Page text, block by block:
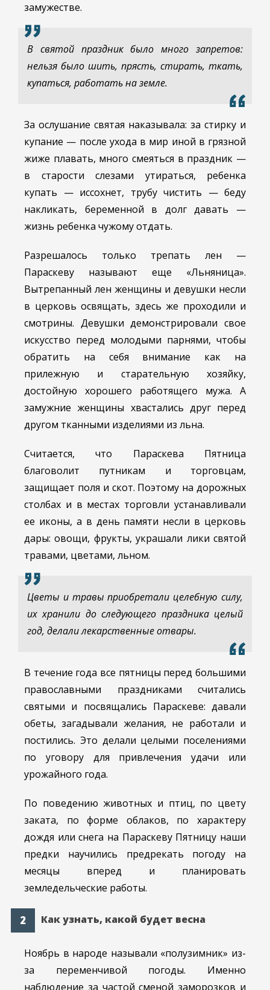
замужестве.
В святой праздник было много запретов:
нельзя было шить, прясть, стирать, ткать,
купаться, работать на земле.
За ослушание святая наказывала: за стирку и
купание — после ухода в мир иной в грязной
жиже плавать, много смеяться в праздник —
в старости слезами утираться, ребенка
купать — иссохнет, трубу чистить — беду
накликать, беременной в долг давать —
жизнь ребенка чужому отдать.
Разрешалось только трепать лен —
Параскеву называют еще «Льняница».
Вытрепанный лен женщины и девушки несли
в церковь освящать, здесь же проходили и
смотрины. Девушки демонстрировали свое
искусство перед молодыми парнями, чтобы
обратить на себя внимание как на
прилежную и старательную хозяйку,
достойную хорошего работящего мужа. А
замужние женщины хвастались друг перед
другом тканными изделиями из льна.
Считается, что Параскева Пятница
благоволит путникам и торговцам,
защищает поля и скот. Поэтому на дорожных
столбах и в местах торговли устанавливали
ее иконы, а в день памяти несли в церковь
дары: овощи, фрукты, украшали лики святой
травами, цветами, льном.
Цветы и травы приобретали целебную силу,
их хранили до следующего праздника целый
год, делали лекарственные отвары.
В течение года все пятницы перед большими
православными праздниками считались
святыми и посвящались Параскеве: давали
обеты, загадывали желания, не работали и
постились. Это делали целыми поселениями
по уговору для привлечения удачи или
урожайного года.
По поведению животных и птиц, по цвету
заката, по форме облаков, по характеру
дождя или снега на Параскеву Пятницу наши
предки научились предрекать погоду на
месяцы вперед и планировать
земледельческие работы.
Как узнать, какой будет весна
Ноябрь в народе называли «полузимник» из-
за переменчивой погоды. Именно
наблюдение за частой сменой заморозков и